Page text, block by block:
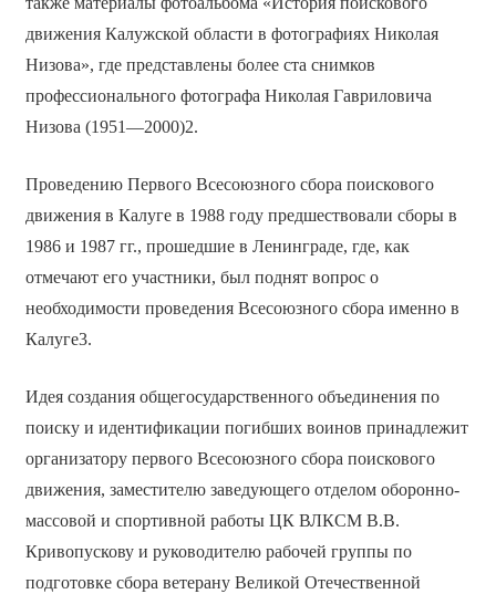
движения Калужской области в фотографиях Николая
Низова», где представлены более ста снимков
профессионального фотографа Николая Гавриловича
Низова (1951—2000)2.
Проведению Первого Всесоюзного сбора поискового
движения в Калуге в 1988 году предшествовали сборы в
1986 и 1987 гг., прошедшие в Ленинграде, где, как
отмечают его участники, был поднят вопрос о
необходимости проведения Всесоюзного сбора именно в
Калуге3.
Идея создания общегосударственного объединения по
поиску и идентификации погибших воинов принадлежит
организатору первого Всесоюзного сбора поискового
движения, заместителю заведующего отделом оборонно-
массовой и спортивной работы ЦК ВЛКСМ В.В.
Кривопускову и руководителю рабочей группы по
подготовке сбора ветерану Великой Отечественной